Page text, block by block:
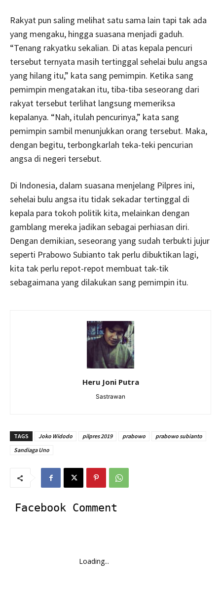
Rakyat pun saling melihat satu sama lain tapi tak ada
yang mengaku, hingga suasana menjadi gaduh.
“Tenang rakyatku sekalian. Di atas kepala pencuri
tersebut ternyata masih tertinggal sehelai bulu angsa
yang hilang itu,” kata sang pemimpin. Ketika sang
pemimpin mengatakan itu, tiba-tiba seseorang dari
rakyat tersebut terlihat langsung memeriksa
kepalanya. “Nah, itulah pencurinya,” kata sang
pemimpin sambil menunjukkan orang tersebut. Maka,
dengan begitu, terbongkarlah teka-teki pencurian
angsa di negeri tersebut.
Di Indonesia, dalam suasana menjelang Pilpres ini,
sehelai bulu angsa itu tidak sekadar tertinggal di
kepala para tokoh politik kita, melainkan dengan
gamblang mereka jadikan sebagai perhiasan diri.
Dengan demikian, seseorang yang sudah terbukti jujur
seperti Prabowo Subianto tak perlu dibuktikan lagi,
kita tak perlu repot-repot membuat tak-tik
sebagaimana yang dilakukan sang pemimpin itu.
Heru Joni Putra
Sastrawan
TAGS Joko Widodo pilpres 2019 prabowo
prabowo subianto
Sandiaga Uno
Facebook Comment
Loading...